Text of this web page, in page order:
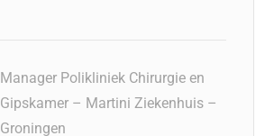
Manager Polikliniek Chirurgie en
Gipskamer – Martini Ziekenhuis –
Groningen